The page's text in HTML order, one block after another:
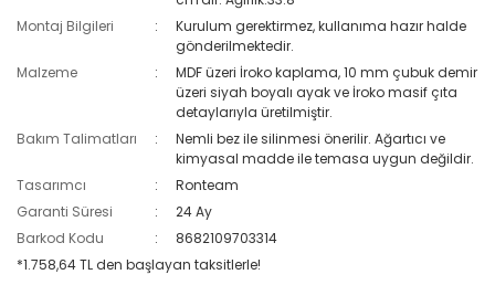
Montaj Bilgileri
Kurulum gerektirmez, kullanıma hazır halde
gönderilmektedir.
Malzeme
MDF üzeri İroko kaplama, 10 mm çubuk demir
üzeri siyah boyalı ayak ve İroko masif çıta
detaylarıyla üretilmiştir.
Bakım Talimatları
Nemli bez ile silinmesi önerilir. Ağartıcı ve
kimyasal madde ile temasa uygun değildir.
Tasarımcı
Ronteam
Garanti Süresi
24 Ay
Barkod Kodu
8682109703314
*1.758,64 TL den başlayan taksitlerle!